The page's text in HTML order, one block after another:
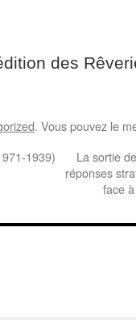
des
. Vous pouvez le
1939)
La sortie
réponses
face